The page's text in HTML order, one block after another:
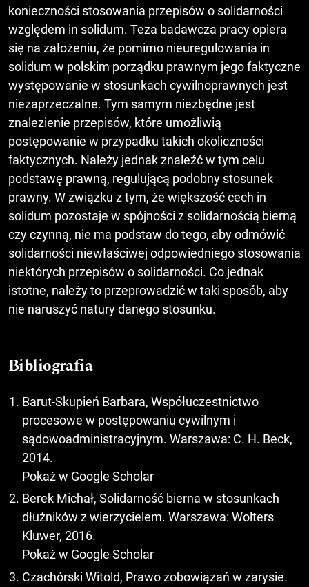
konieczności stosowania przepisów o solidarności
względem in solidum. Teza badawcza pracy opiera
się na założeniu, że pomimo nieuregulowania in
solidum w polskim porządku prawnym jego faktyczne
występowanie w stosunkach cywilnoprawnych jest
niezaprzeczalne. Tym samym niezbędne jest
znalezienie przepisów, które umożliwią
postępowanie w przypadku takich okoliczności
faktycznych. Należy jednak znaleźć w tym celu
podstawę prawną, regulującą podobny stosunek
prawny. W związku z tym, że większość cech in
solidum pozostaje w spójności z solidarnością bierną
czy czynną, nie ma podstaw do tego, aby odmówić
solidarności niewłaściwej odpowiedniego stosowania
niektórych przepisów o solidarności. Co jednak
istotne, należy to przeprowadzić w taki sposób, aby
nie naruszyć natury danego stosunku.
Bibliografia
Barut-Skupień Barbara, Współuczestnictwo
procesowe w postępowaniu cywilnym i
sądowoadministracyjnym. Warszawa: C. H. Beck,
2014.
Pokaż w Google Scholar
Berek Michał, Solidarność bierna w stosunkach
dłużników z wierzycielem. Warszawa: Wolters
Kluwer, 2016.
Pokaż w Google Scholar
Czachórski Witold, Prawo zobowiązań w zarysie.